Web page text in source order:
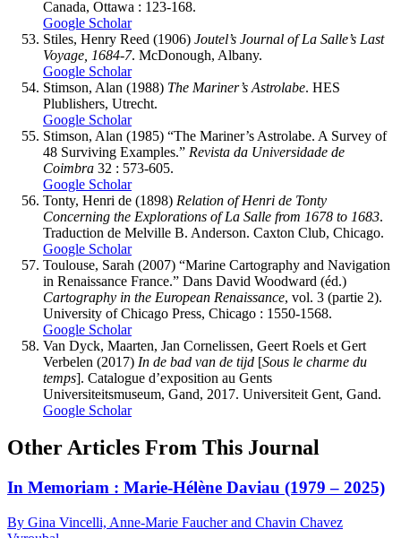
Canada, Ottawa : 123-168.
Google Scholar
Stiles, Henry Reed (1906) Joutel’s Journal of La Salle’s Last
Voyage, 1684-7. McDonough, Albany.
Google Scholar
Stimson, Alan (1988) The Mariner’s Astrolabe. HES
Plublishers, Utrecht.
Google Scholar
Stimson, Alan (1985) “The Mariner’s Astrolabe. A Survey of
48 Surviving Examples.” Revista da Universidade de
Coimbra 32 : 573-605.
Google Scholar
Tonty, Henri de (1898) Relation of Henri de Tonty
Concerning the Explorations of La Salle from 1678 to 1683.
Traduction de Melville B. Anderson. Caxton Club, Chicago.
Google Scholar
Toulouse, Sarah (2007) “Marine Cartography and Navigation
in Renaissance France.” Dans David Woodward (éd.)
Cartography in the European Renaissance, vol. 3 (partie 2).
University of Chicago Press, Chicago : 1550-1568.
Google Scholar
Van Dyck, Maarten, Jan Cornelissen, Geert Roels et Gert
Verbelen (2017) In de bad van de tijd [Sous le charme du
temps]. Catalogue d’exposition au Gents
Universiteitsmuseum, Gand, 2017. Universiteit Gent, Gand.
Google Scholar
Other Articles From This Journal
In Memoriam : Marie-Hélène Daviau (1979 – 2025)
By Gina Vincelli, Anne-Marie Faucher and Chavin Chavez